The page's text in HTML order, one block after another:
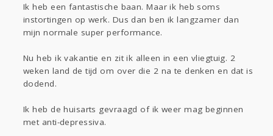
Ik heb een fantastische baan. Maar ik heb soms
instortingen op werk. Dus dan ben ik langzamer dan
mijn normale super performance.
Nu heb ik vakantie en zit ik alleen in een vliegtuig. 2
weken land de tijd om over die 2 na te denken en dat is
dodend.
Ik heb de huisarts gevraagd of ik weer mag beginnen
met anti-depressiva.